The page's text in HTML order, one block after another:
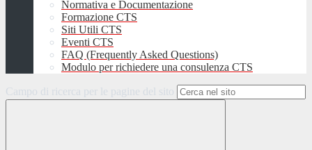
Normativa e Documentazione
Formazione CTS
Siti Utili CTS
Eventi CTS
FAQ (Frequently Asked Questions)
Modulo per richiedere una consulenza CTS
Campo di ricerca per le pagine del sito